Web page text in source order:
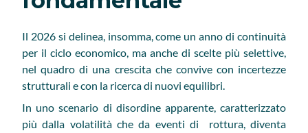
Il 2026 si delinea, insomma, come un anno di continuità
per il ciclo economico, ma anche di scelte più selettive,
nel quadro di una crescita che convive con incertezze
strutturali e con la ricerca di nuovi equilibri.
In uno scenario di disordine apparente, caratterizzato
più dalla volatilità che da eventi di rottura, diventa